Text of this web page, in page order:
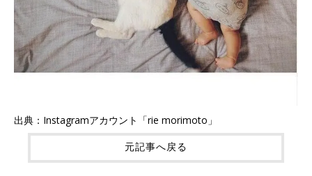
出典：Instagramアカウント「rie morimoto」
元記事へ戻る